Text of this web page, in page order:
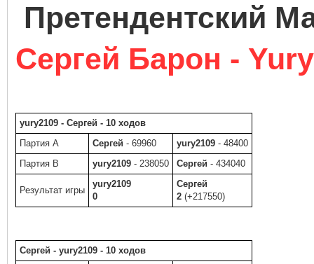
Претендентский
Сергей Барон -
yury2109 - Сергей - 10 ходов
Партия A
Сергей - 69960 yury2109 - 48400
Партия B
yury2109 - 238050 Сергей - 434040
Результат игры
yury2109
0
Сергей
2 (+217550)
Сергей - yury2109 - 10 ходов